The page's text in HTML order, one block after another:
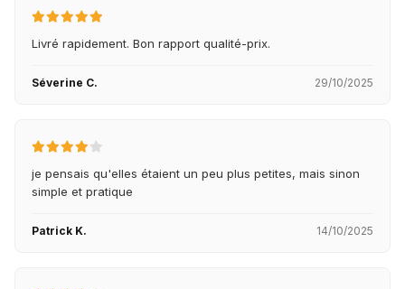
Livré rapidement. Bon rapport qualité-prix.
Séverine C. 29/10/2025
je pensais qu'elles étaient un peu plus petites, mais sinon
simple et pratique
Patrick K. 14/10/2025